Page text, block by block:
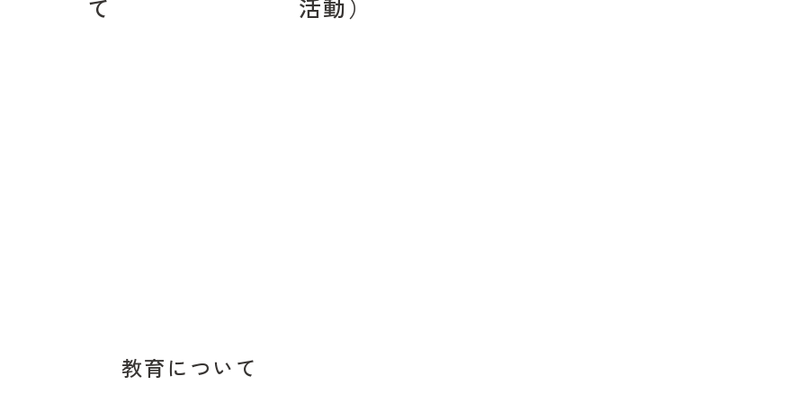
て 活動）
教育について